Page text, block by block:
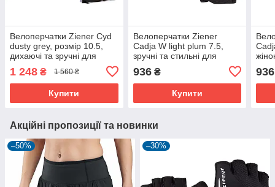
Велоперчатки Ziener Cyd
dusty grey, розмір 10.5,
дихаючі та зручні для
1 248 ₴ 1 560 ₴
Купити
Велоперчатки Ziener
Cadja W light plum 7.5,
зручні та стильні для
936₴
Купити
936
Акційні пропозиції та новинки
–50% –30%